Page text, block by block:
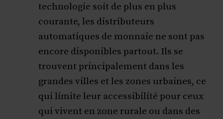
technologie soit de plus en plus
courante, les distributeurs
automatiques de monnaie ne sont pas
encore disponibles partout. Ils se
trouvent principalement dans les
grandes villes et les zones urbaines, ce
qui limite leur accessibilité pour ceux
qui vivent en zone rurale ou dans des